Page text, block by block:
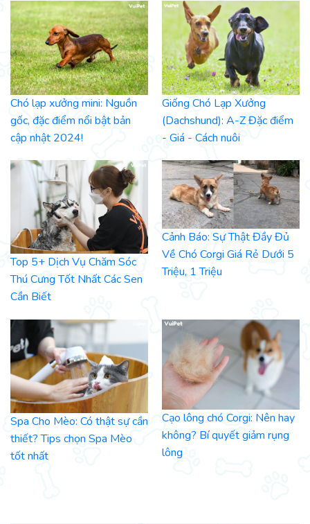
Chó lạp xưởng mini: Nguồn
gốc, đặc điểm nổi bật bản
cập nhật 2024!
Giống Chó Lạp Xưởng
(Dachshund): A-Z Đặc điểm
- Giá - Cách nuôi
Top 5+ Dịch Vụ Chăm Sóc
Thú Cưng Tốt Nhất Các Sen
Cần Biết
Cảnh Báo: Sự Thật Đầy Đủ
Về Chó Corgi Giá Rẻ Dưới 5
Triệu, 1 Triệu
Spa Cho Mèo: Có thật sự cần
thiết? Tips chọn Spa Mèo
tốt nhất
Cạo lông chó Corgi: Nên hay
không? Bí quyết giảm rụng
lông